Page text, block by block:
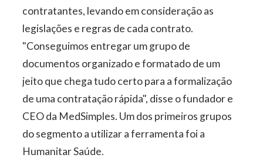
contratantes, levando em consideração as
legislações e regras de cada contrato.
"Conseguimos entregar um grupo de
documentos organizado e formatado de um
jeito que chega tudo certo para a formalização
de uma contratação rápida", disse o fundador e
CEO da MedSimples. Um dos primeiros grupos
do segmento a utilizar a ferramenta foi a
Humanitar Saúde.